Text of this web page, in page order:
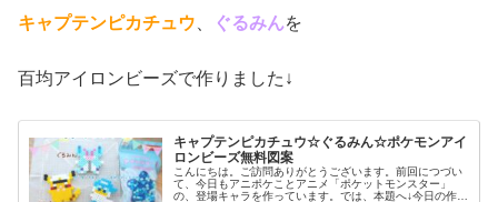
キャプテンピカチュウ ぐるみんを
百均アイロンビーズで作りました↓
キャプテンピカチュウ☆ぐるみん☆ポケモンアイ
ロンビーズ無料図案
こんにちは。ご訪問ありがとうございます。前回につづい
て、今日もアニポケことアニメ「ポケットモンスター」
の、登場キャラを作っています。では、本題へ↓今日の作品